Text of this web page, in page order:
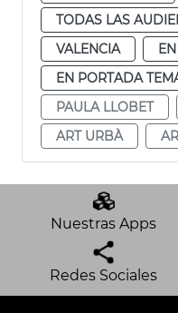
TODAS LAS
VALENCIA
EN PORTADA
PAULA LLOBET
ART URBÀ
Nuestras Apps
Redes Sociales